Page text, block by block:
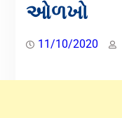
ઓળખો
11/10/2020